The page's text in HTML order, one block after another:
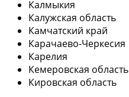
Калмыкия
Калужская область
Камчатский край
Карачаево-Черкесия
Карелия
Кемеровская область
Кировская область